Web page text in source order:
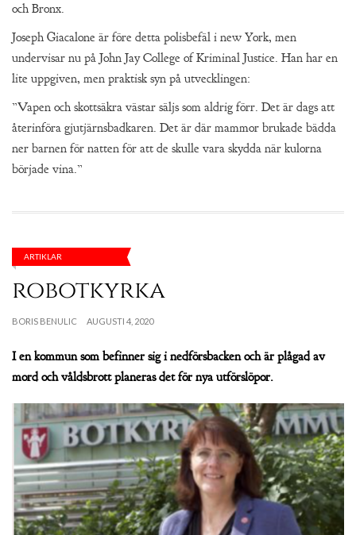
och Bronx.
Joseph Giacalone är före detta polisbefäl i new York, men
undervisar nu på John Jay College of Kriminal Justice. Han har en
lite uppgiven, men praktisk syn på utvecklingen:
”Vapen och skottsäkra västar säljs som aldrig förr. Det är dags att
återinföra gjutjärnsbadkaren. Det är där mammor brukade bädda
ner barnen för natten för att de skulle vara skydda när kulorna
började vina.”
ARTIKLAR
robotkyrka
BORIS BENULIC AUGUSTI 4, 2020
I en kommun som befinner sig i nedförsbacken och är plågad av
mord och våldsbrott planeras det för nya utförslöpor.